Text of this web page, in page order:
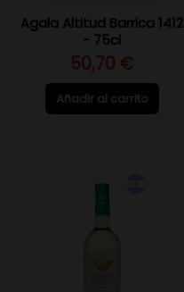
Agala Altitud Barrica 1412
- 75cl
50,70 €
Añadir al carrito